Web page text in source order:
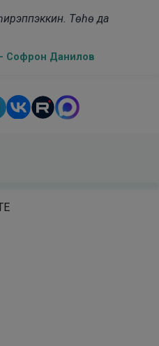
Төһө да
Софрон Данилов